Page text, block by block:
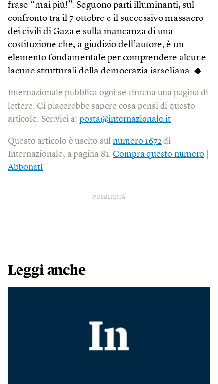
frase “mai più!”. Seguono parti illuminanti, sul
confronto tra il 7 ottobre e il successivo massacro
dei civili di Gaza e sulla mancanza di una
costituzione che, a giudizio dell’autore, è un
elemento fondamentale per comprendere alcune
lacune strutturali della democrazia israeliana. ◆
Internazionale pubblica ogni settimana una pagina di
lettere. Ci piacerebbe sapere cosa pensi di questo
articolo. Scrivici a: posta@internazionale.it
Questo articolo è uscito sul numero 1672 di
Internazionale, a pagina 81. Compra questo numero
Abbonati
PUBBLICITÀ
Leggi anche